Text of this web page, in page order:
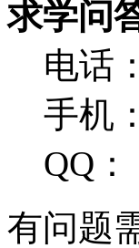
求学问
电话
手机
QQ：
有问题